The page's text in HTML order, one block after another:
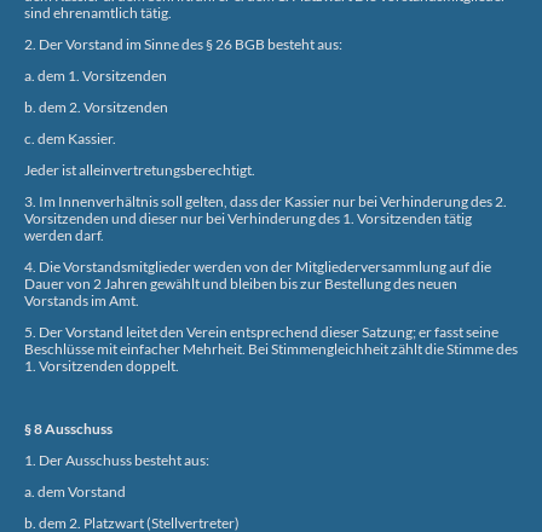
sind ehrenamtlich tätig.
2. Der Vorstand im Sinne des § 26 BGB besteht aus:
a. dem 1. Vorsitzenden
b. dem 2. Vorsitzenden
c. dem Kassier.
Jeder ist alleinvertretungsberechtigt.
3. Im Innenverhältnis soll gelten, dass der Kassier nur bei Verhinderung des 2.
Vorsitzenden und dieser nur bei Verhinderung des 1. Vorsitzenden tätig
werden darf.
4. Die Vorstandsmitglieder werden von der Mitgliederversammlung auf die
Dauer von 2 Jahren gewählt und bleiben bis zur Bestellung des neuen
Vorstands im Amt.
5. Der Vorstand leitet den Verein entsprechend dieser Satzung; er fasst seine
Beschlüsse mit einfacher Mehrheit. Bei Stimmengleichheit zählt die Stimme des
1. Vorsitzenden doppelt.
§ 8 Ausschuss
1. Der Ausschuss besteht aus:
a. dem Vorstand
b. dem 2. Platzwart (Stellvertreter)